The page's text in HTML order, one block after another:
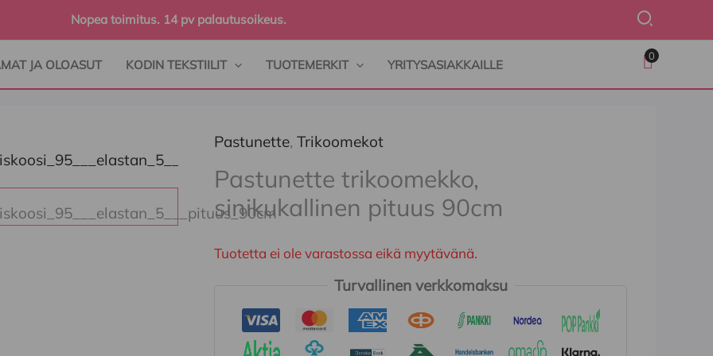
Nopea toimitus. 14 pv palautusoikeus. Hae
JA OLOASUT KODIN TEKSTIILIT TUOTEMERKIT YRITYSASIAKKAILLE
0
Pastunette,Trikoomekot
Pastunette trikoomekko,
sinikukallinen pituus 90cm
Tuotetta ei ole varastossa eikä myytävänä.
Turvallinen verkkomaksu